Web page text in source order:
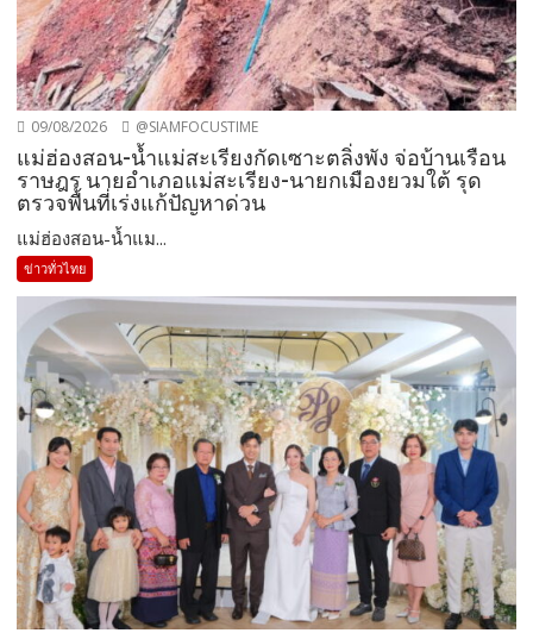
09/08/2026 @SIAMFOCUSTIME
แม่ฮ่องสอน-น้ำแม่สะเรียงกัดเซาะตลิ่งพัง จ่อบ้านเรือน
ราษฎร นายอำเภอแม่สะเรียง-นายกเมืองยวมใต้ รุด
ตรวจพื้นที่เร่งแก้ปัญหาด่วน
แม่ฮ่องสอน-น้ำแม...
ข่าวทั่วไทย